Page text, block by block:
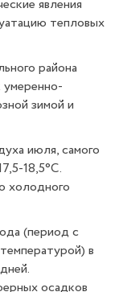
явления
тепловых
района
умеренно-
зимой и
июля, самого
18,5°С.
холодного
(период с
в
осадков